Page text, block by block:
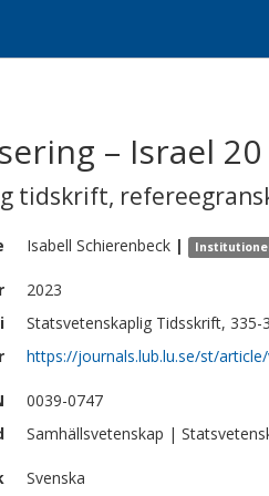
– Israel
tidskrift,
Isabell Schierenbeck |
2023
Statsvetenskaplig Tidsskrift, 335-
https://journals.lub.lu.se/st/
0039-0747
Samhällsvetenskap |
Svenska